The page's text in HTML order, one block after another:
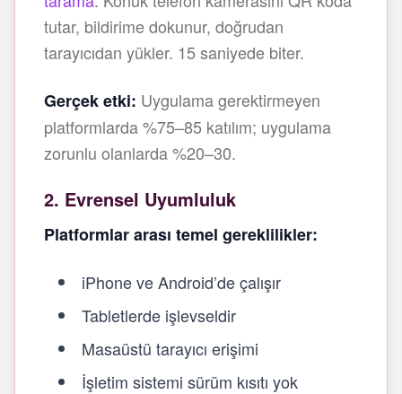
tutar, bildirime dokunur, doğrudan
tarayıcıdan yükler. 15 saniyede biter.
Gerçek etki: Uygulama gerektirmeyen
platformlarda %75–85 katılım; uygulama
zorunlu olanlarda %20–30.
2. Evrensel Uyumluluk
Platformlar arası temel gereklilikler:
iPhone ve Android’de çalışır
Tabletlerde işlevseldir
Masaüstü tarayıcı erişimi
İşletim sistemi sürüm kısıtı yok